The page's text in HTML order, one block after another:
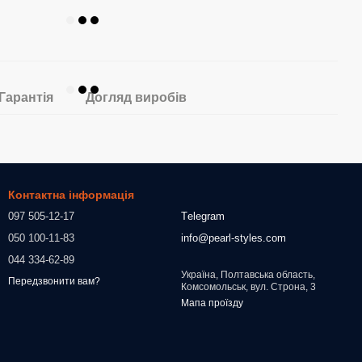
Гарантія Догляд виробів
Контактна інформація
097 505-12-17
050 100-11-83
044 334-62-89
Передзвонити вам?
Тelegram
info@pearl-styles.com
Україна, Полтавська область,
Комсомольськ, вул. Строна, 3
Мапа проїзду